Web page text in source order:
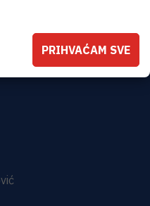
PRIHVAĆAM SVE